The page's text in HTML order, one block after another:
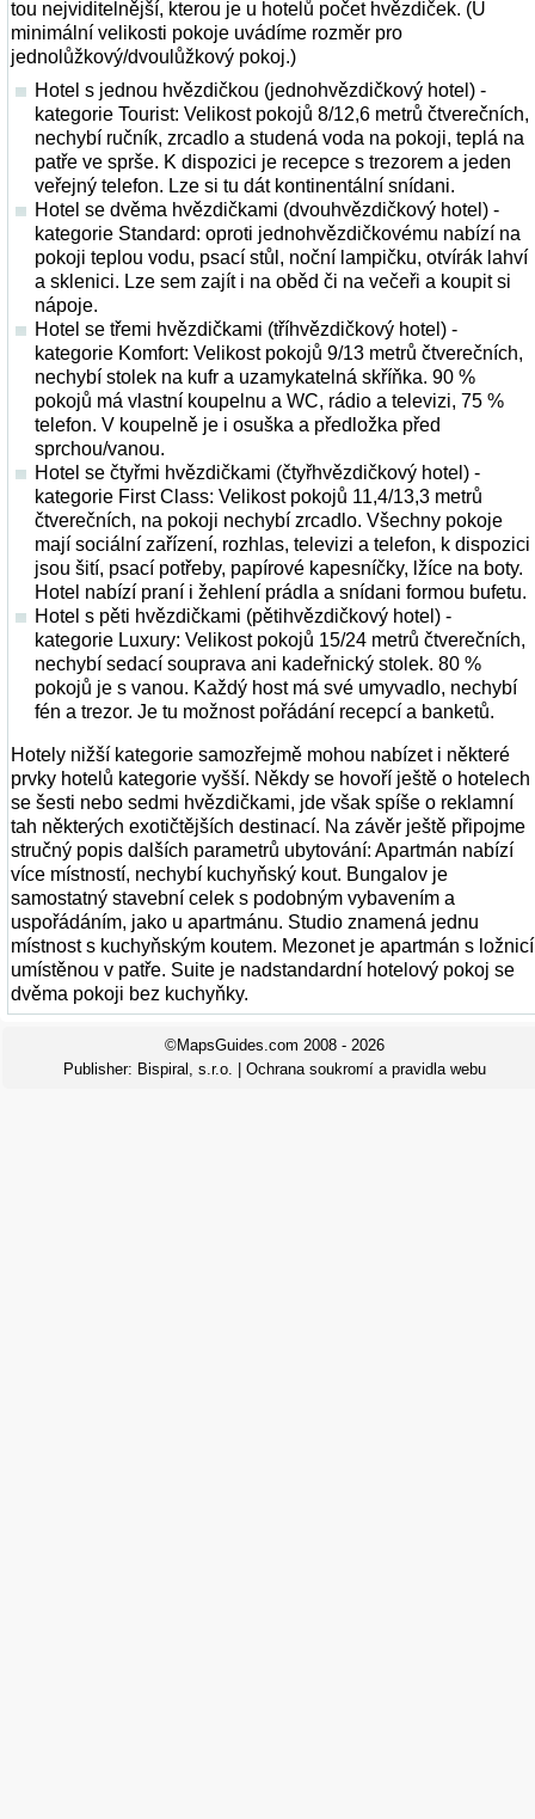
tou nejviditelnější, kterou je u hotelů počet hvězdiček. (U
minimální velikosti pokoje uvádíme rozměr pro
jednolůžkový/dvoulůžkový pokoj.)
Hotel s jednou hvězdičkou (jednohvězdičkový hotel) -
kategorie Tourist: Velikost pokojů 8/12,6 metrů čtverečních,
nechybí ručník, zrcadlo a studená voda na pokoji, teplá na
patře ve sprše. K dispozici je recepce s trezorem a jeden
veřejný telefon. Lze si tu dát kontinentální snídani.
Hotel se dvěma hvězdičkami (dvouhvězdičkový hotel) -
kategorie Standard: oproti jednohvězdičkovému nabízí na
pokoji teplou vodu, psací stůl, noční lampičku, otvírák lahví
a sklenici. Lze sem zajít i na oběd či na večeři a koupit si
nápoje.
Hotel se třemi hvězdičkami (tříhvězdičkový hotel) -
kategorie Komfort: Velikost pokojů 9/13 metrů čtverečních,
nechybí stolek na kufr a uzamykatelná skříňka. 90 %
pokojů má vlastní koupelnu a WC, rádio a televizi, 75 %
telefon. V koupelně je i osuška a předložka před
sprchou/vanou.
Hotel se čtyřmi hvězdičkami (čtyřhvězdičkový hotel) -
kategorie First Class: Velikost pokojů 11,4/13,3 metrů
čtverečních, na pokoji nechybí zrcadlo. Všechny pokoje
mají sociální zařízení, rozhlas, televizi a telefon, k dispozici
jsou šití, psací potřeby, papírové kapesníčky, lžíce na boty.
Hotel nabízí praní i žehlení prádla a snídani formou bufetu.
Hotel s pěti hvězdičkami (pětihvězdičkový hotel) -
kategorie Luxury: Velikost pokojů 15/24 metrů čtverečních,
nechybí sedací souprava ani kadeřnický stolek. 80 %
pokojů je s vanou. Každý host má své umyvadlo, nechybí
fén a trezor. Je tu možnost pořádání recepcí a banketů.
Hotely nižší kategorie samozřejmě mohou nabízet i některé
prvky hotelů kategorie vyšší. Někdy se hovoří ještě o hotelech
se šesti nebo sedmi hvězdičkami, jde však spíše o reklamní
tah některých exotičtějších destinací. Na závěr ještě připojme
stručný popis dalších parametrů ubytování: Apartmán nabízí
více místností, nechybí kuchyňský kout. Bungalov je
samostatný stavební celek s podobným vybavením a
uspořádáním, jako u apartmánu. Studio znamená jednu
místnost s kuchyňským koutem. Mezonet je apartmán s ložnicí
umístěnou v patře. Suite je nadstandardní hotelový pokoj se
dvěma pokoji bez kuchyňky.
©MapsGuides.com 2008 - 2026
Publisher: Bispiral, s.r.o. Ochrana soukromí a pravidla webu